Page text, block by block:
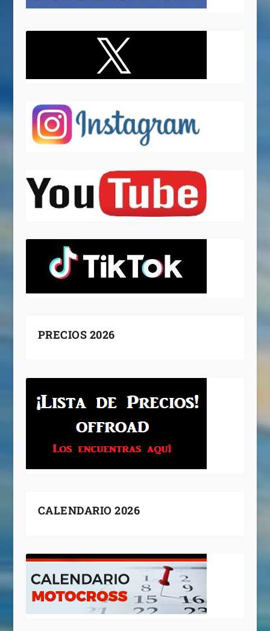
PRECIOS 2026
CALENDARIO 2026